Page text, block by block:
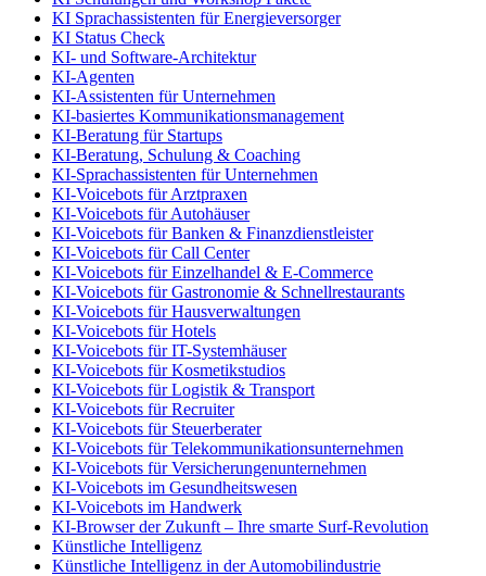
KI Sprachassistenten für Energieversorger
KI Status Check
KI- und Software-Architektur
KI-Agenten
KI-Assistenten für Unternehmen
KI-basiertes Kommunikationsmanagement
KI-Beratung für Startups
KI-Beratung, Schulung & Coaching
KI-Sprachassistenten für Unternehmen
KI-Voicebots für Arztpraxen
KI-Voicebots für Autohäuser
KI-Voicebots für Banken & Finanzdienstleister
KI-Voicebots für Call Center
KI-Voicebots für Einzelhandel & E-Commerce
KI-Voicebots für Gastronomie & Schnellrestaurants
KI-Voicebots für Hausverwaltungen
KI-Voicebots für Hotels
KI-Voicebots für IT-Systemhäuser
KI-Voicebots für Kosmetikstudios
KI-Voicebots für Logistik & Transport
KI-Voicebots für Recruiter
KI-Voicebots für Steuerberater
KI-Voicebots für Telekommunikationsunternehmen
KI-Voicebots für Versicherungenunternehmen
KI-Voicebots im Gesundheitswesen
KI-Voicebots im Handwerk
KI‑Browser der Zukunft – Ihre smarte Surf‑Revolution
Künstliche Intelligenz
Künstliche Intelligenz in der Automobilindustrie